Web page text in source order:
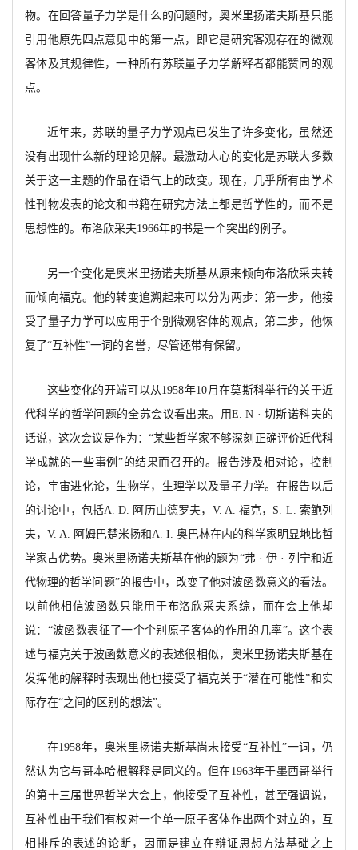
物。在回答量子力学是什么的问题时，奥米里扬诺夫斯基只能
引用他原先四点意见中的第一点，即它是研究客观存在的微观
客体及其规律性，一种所有苏联量子力学解释者都能赞同的观
点。
近年来，苏联的量子力学观点已发生了许多变化，虽然还
没有出现什么新的理论见解。最激动人心的变化是苏联大多数
关于这一主题的作品在语气上的改变。现在，几乎所有由学术
性刊物发表的论文和书籍在研究方法上都是哲学性的，而不是
思想性的。布洛欣采夫1966年的书是一个突出的例子。
另一个变化是奥米里扬诺夫斯基从原来倾向布洛欣采夫转
而倾向福克。他的转变追溯起来可以分为两步：第一步，他接
受了量子力学可以应用于个别微观客体的观点，第二步，他恢
复了“互补性”一词的名誉，尽管还带有保留。
这些变化的开端可以从1958年10月在莫斯科举行的关于近
代科学的哲学问题的全苏会议看出来。用E. N · 切斯诺科夫的
话说，这次会议是作为： “某些哲学家不够深刻正确评价近代科
学成就的一些事例 ”的结果而召开的。报告涉及相对论，控制
论，宇宙进化论，生物学，生理学以及量子力学。在报告以后
的讨论中， 包括A. D. 阿历山德罗夫，V. A. 福克，S. L. 索鲍列
夫，V. A. 阿姆巴楚米扬和A. I. 奥巴林在内的科学家明显地比哲
学家占优势。奥米里扬诺夫斯基在他的题为“弗 · 伊 · 列宁和近
代物理的哲学问题”的报告中，改变了他对波函数意义的看法。
以前他相信波函数只能用于布洛欣采夫系综，而在会上他却
说：“波函数表征了一个个别原子客体的作用的几率”。这个表
述与福克关于波函数意义的表述很相似，奥米里扬诺夫斯基在
发挥他的解释时表现出他也接受了福克关于“潜在可能性”和实
际存在“之间的区别的想法”。
在1958年，奥米里扬诺夫斯基尚未接受“互补性”一词，仍
然认为它与哥本哈根解释是同义的。但在1963年于墨西哥举行
的第十三届世界哲学大会上，他接受了互补性，甚至强调说，
互补性由于我们有权对一个单一原子客体作出两个对立的，互
相排斥的表述的论断，因而是建立在辩证思想方法基础之上